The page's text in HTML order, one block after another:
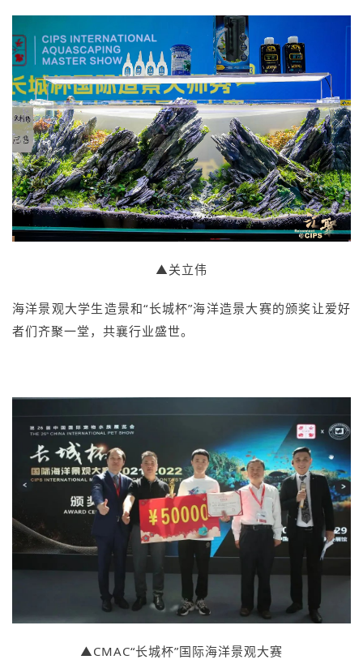
▲关立伟
海洋景观大学生造景和“长城杯”海洋造景大赛的颁奖让爱好
者们齐聚一堂，共襄行业盛世。
▲CMAC“长城杯”国际海洋景观大赛